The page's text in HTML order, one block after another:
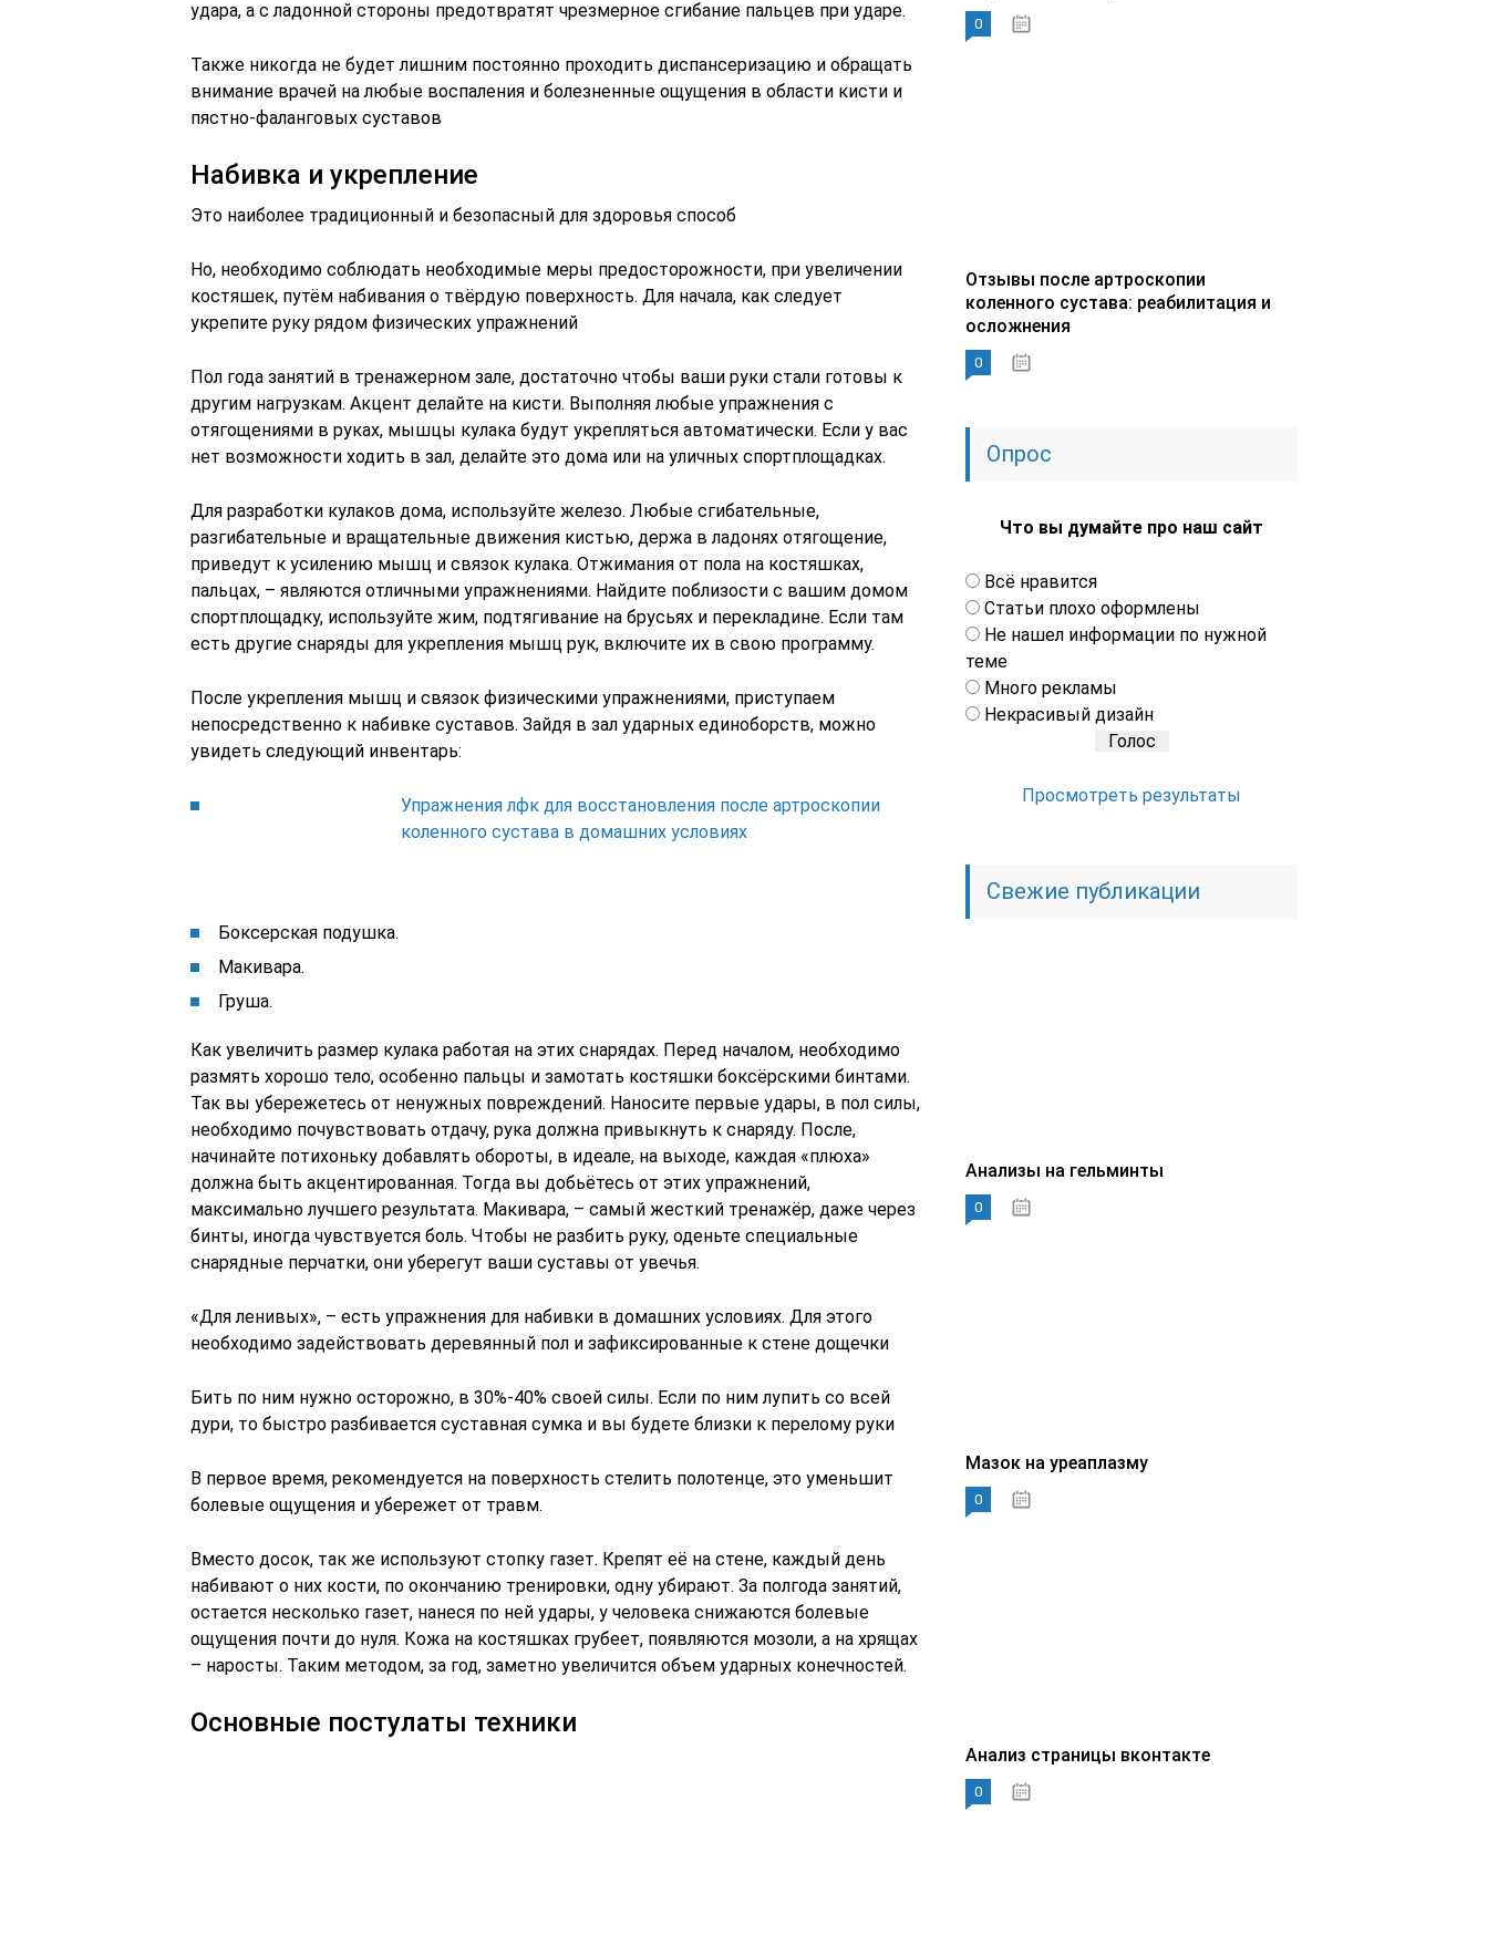
удара, а с ладонной стороны предотвратят чрезмерное сгибание пальцев при ударе.
Также никогда не будет лишним постоянно проходить диспансеризацию и обращать
внимание врачей на любые воспаления и болезненные ощущения в области кисти и
пястно-фаланговых суставов
Набивка и укрепление
Это наиболее традиционный и безопасный для здоровья способ
Но, необходимо соблюдать необходимые меры предосторожности, при увеличении
костяшек, путём набивания о твёрдую поверхность. Для начала, как следует
укрепите руку рядом физических упражнений
Пол года занятий в тренажерном зале, достаточно чтобы ваши руки стали готовы к
другим нагрузкам. Акцент делайте на кисти. Выполняя любые упражнения с
отягощениями в руках, мышцы кулака будут укрепляться автоматически. Если у вас
нет возможности ходить в зал, делайте это дома или на уличных спортплощадках.
Для разработки кулаков дома, используйте железо. Любые сгибательные,
разгибательные и вращательные движения кистью, держа в ладонях отягощение,
приведут к усилению мышц и связок кулака. Отжимания от пола на костяшках,
пальцах, – являются отличными упражнениями. Найдите поблизости с вашим домом
спортплощадку, используйте жим, подтягивание на брусьях и перекладине. Если там
есть другие снаряды для укрепления мышц рук, включите их в свою программу.
После укрепления мышц и связок физическими упражнениями, приступаем
непосредственно к набивке суставов. Зайдя в зал ударных единоборств, можно
увидеть следующий инвентарь:
Упражнения лфк для восстановления после артроскопии
коленного сустава в домашних условиях
Боксерская подушка.
Макивара.
Груша.
Как увеличить размер кулака работая на этих снарядах. Перед началом, необходимо
размять хорошо тело, особенно пальцы и замотать костяшки боксёрскими бинтами.
Так вы убережетесь от ненужных повреждений. Наносите первые удары, в пол силы,
необходимо почувствовать отдачу, рука должна привыкнуть к снаряду. После,
начинайте потихоньку добавлять обороты, в идеале, на выходе, каждая «плюха»
должна быть акцентированная. Тогда вы добьётесь от этих упражнений,
максимально лучшего результата. Макивара, – самый жесткий тренажёр, даже через
бинты, иногда чувствуется боль. Чтобы не разбить руку, оденьте специальные
снарядные перчатки, они уберегут ваши суставы от увечья.
«Для ленивых», – есть упражнения для набивки в домашних условиях. Для этого
необходимо задействовать деревянный пол и зафиксированные к стене дощечки
Бить по ним нужно осторожно, в 30%-40% своей силы. Если по ним лупить со всей
дури, то быстро разбивается суставная сумка и вы будете близки к перелому руки
В первое время, рекомендуется на поверхность стелить полотенце, это уменьшит
болевые ощущения и убережет от травм.
Вместо досок, так же используют стопку газет. Крепят её на стене, каждый день
набивают о них кости, по окончанию тренировки, одну убирают. За полгода занятий,
остается несколько газет, нанеся по ней удары, у человека снижаются болевые
ощущения почти до нуля. Кожа на костяшках грубеет, появляются мозоли, а на хрящах
– наросты. Таким методом, за год, заметно увеличится объем ударных конечностей.
Основные постулаты техники
0
Отзывы после артроскопии
коленного сустава: реабилитация и
осложнения
0
Опрос
Что вы думайте про наш сайт
Всё нравится
Статьи плохо оформлены
Не нашел информации по нужной
теме
Много рекламы
Некрасивый дизайн
Просмотреть результаты
Свежие публикации
Анализы на гельминты
0
Мазок на уреаплазму
0
Анализ страницы вконтакте
0